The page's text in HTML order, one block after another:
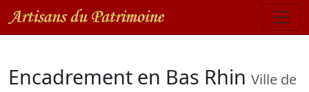
Encadrement en Bas Rhin Ville de